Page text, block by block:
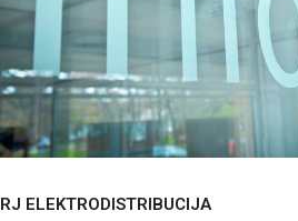
RJ ELEKTRODISTRIBUCIJA